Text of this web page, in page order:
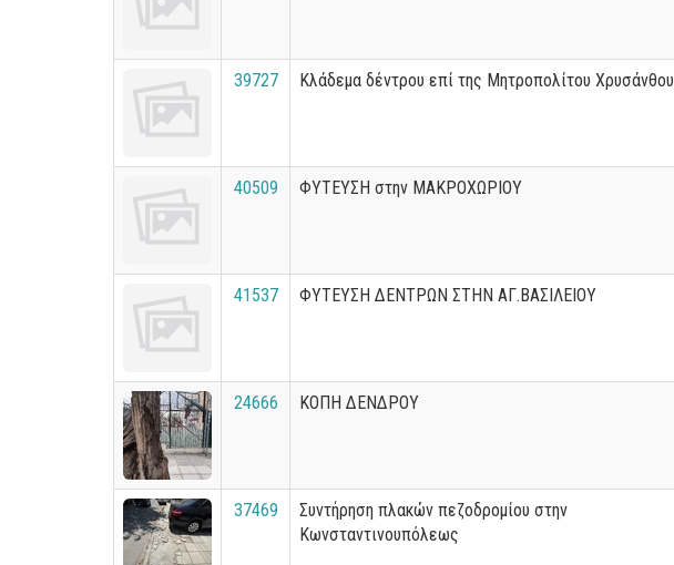
39727 Κλάδεμα δέντρου επί της Μητροπολίτου Χρυσάνθου
40509 ΦΥΤΕΥΣΗ στην ΜΑΚΡΟΧΩΡΙΟΥ
41537 ΦΥΤΕΥΣΗ ΔΕΝΤΡΩΝ ΣΤΗΝ ΑΓ.ΒΑΣΙΛΕΙΟΥ
24666 ΚΟΠΗ ΔΕΝΔΡΟΥ
37469
Συντήρηση πλακών πεζοδρομίου στην
Κωνσταντινουπόλεως